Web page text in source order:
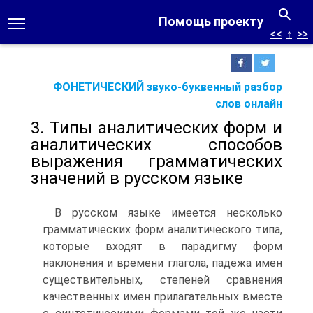
Помощь проекту
ФОНЕТИЧЕСКИЙ звуко-буквенный разбор
слов онлайн
<< ↑ >>
3. Типы аналитических форм и
аналитических способов
выражения грамматических
значений в русском языке
В русском языке имеется несколько
грамматических форм аналитиче­ского типа,
которые входят в парадигму форм
наклонения и времени гла­гола, падежа имен
существительных, степеней сравнения
качественных имен прилагательных вместе